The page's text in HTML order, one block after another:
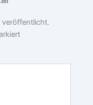
veröffentlicht.